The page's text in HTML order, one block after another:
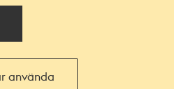
använda